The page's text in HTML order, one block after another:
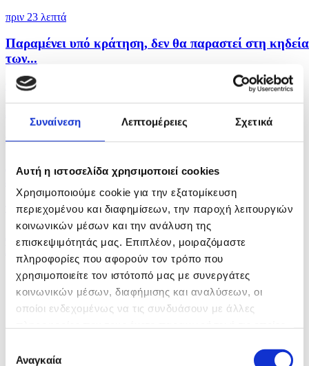
Συναίνεση Λεπτομέρειες Σχετικά
Αυτή η ιστοσελίδα χρησιμοποιεί cookies
Χρησιμοποιούμε cookie για την εξατομίκευση
περιεχομένου και διαφημίσεων, την παροχή λειτουργιών
κοινωνικών μέσων και την ανάλυση της
επισκεψιμότητάς μας. Επιπλέον, μοιραζόμαστε
πληροφορίες που αφορούν τον τρόπο που
χρησιμοποιείτε τον ιστότοπό μας με συνεργάτες
κοινωνικών μέσων, διαφήμισης και αναλύσεων, οι
οποίοι ενδεχομένως να τις συνδυάσουν με άλλες
των υπηρεσιών τους.
συγκατάθεσης
Αναγκαία
πριν 23 λεπτά
Παραμένει υπό κράτηση, δεν θα παραστεί στη κηδεία
των...
πριν 37 λεπτά
πριν μία ώρα
Ανακάλυψη ναυαγίου ρωμαϊκής εποχής με
εκατοντάδες...
πριν μία ώρα
Αποκορύφωμα φαινομένου Περσείδων και έκλειψη
Ηλίου...